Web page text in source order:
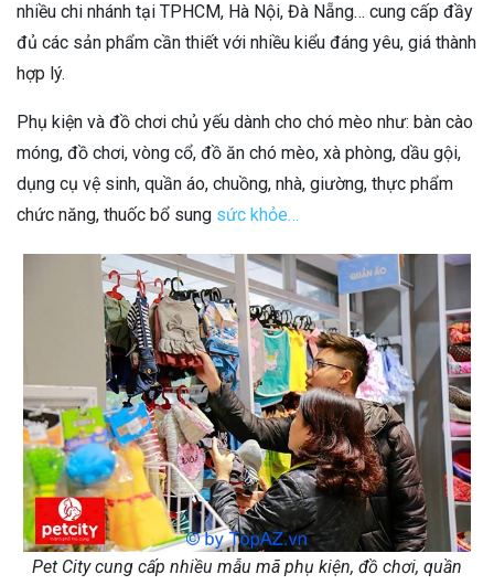
nhiều chi nhánh tại TPHCM, Hà Nội, Đà Nẵng… cung cấp đầy
đủ các sản phẩm cần thiết với nhiều kiểu đáng yêu, giá thành
hợp lý.
Phụ kiện và đồ chơi chủ yếu dành cho chó mèo như: bàn cào
móng, đồ chơi, vòng cổ, đồ ăn chó mèo, xà phòng, dầu gội,
dụng cụ vệ sinh, quần áo, chuồng, nhà, giường, thực phẩm
chức năng, thuốc bổ sung sức khỏe…
Pet City cung cấp nhiều mẫu mã phụ kiện, đồ chơi, quần